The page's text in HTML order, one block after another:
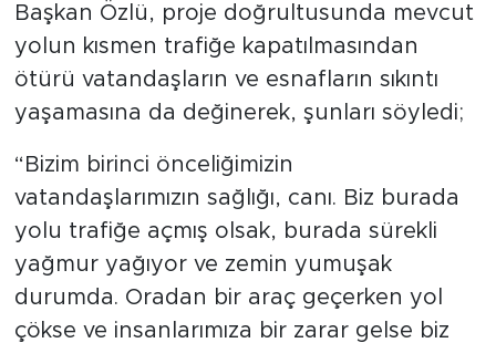
Başkan Özlü, proje doğrultusunda mevcut
yolun kısmen trafiğe kapatılmasından
ötürü vatandaşların ve esnafların sıkıntı
yaşamasına da değinerek, şunları söyledi;
“Bizim birinci önceliğimizin
vatandaşlarımızın sağlığı, canı. Biz burada
yolu trafiğe açmış olsak, burada sürekli
yağmur yağıyor ve zemin yumuşak
durumda. Oradan bir araç geçerken yol
çökse ve insanlarımıza bir zarar gelse biz